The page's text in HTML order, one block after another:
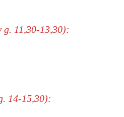
g. 11,30-13,30):
14-15,30):